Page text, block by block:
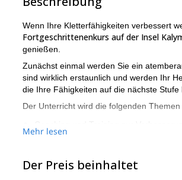
Wenn Ihre Kletterfähigkeiten verbessert
Fortgeschrittenenkurs auf der Insel
genießen.
Zunächst einmal werden Sie ein
sind wirklich erstaunlich und werden Ihr
die Ihre Fähigkeiten auf die nächste Stufe
Der Unterricht wird die folgenden
Ruhe-Strategien & Routenlesen
Mehr lesen
Der Preis beinhaltet